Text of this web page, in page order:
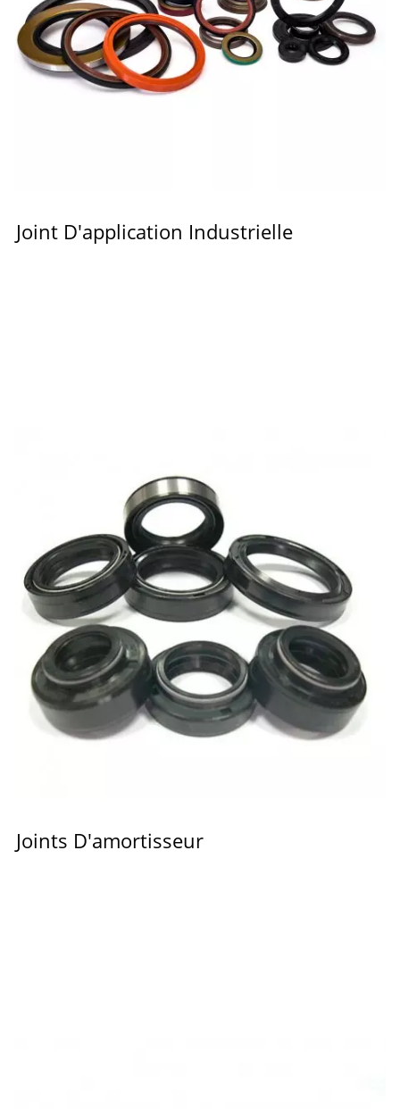
Joint D'application Industrielle
Joints D'amortisseur